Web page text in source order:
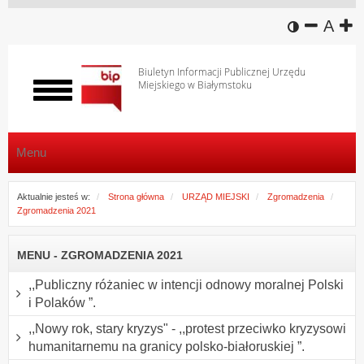
wersja
A
Biuletyn Informacji Publicznej Urzędu
Miejskiego w Białymstoku
Włącz
menu
Menu
Aktualnie jesteś w: Strona główna URZĄD MIEJSKI
Zgromadzenia
Zgromadzenia 2021
MENU - ZGROMADZENIA 2021
,,Publiczny różaniec w intencji odnowy moralnej Polski
i Polaków ”.
,,Nowy rok, stary kryzys" - ,,protest przeciwko kryzysowi
humanitarnemu na granicy polsko-białoruskiej ”.